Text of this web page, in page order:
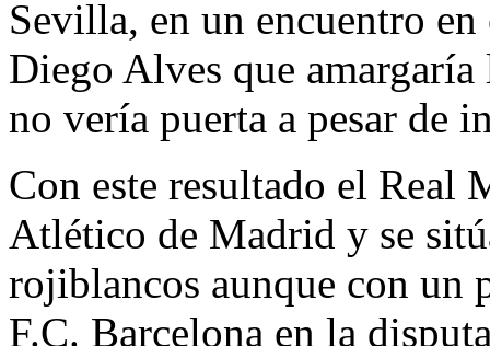
Sevilla, en un encuentro
Diego Alves que
no vería puerta a pesar de
Con este resultado el Real
Atlético de Madrid y se
rojiblancos aunque con un
F.C. Barcelona en la